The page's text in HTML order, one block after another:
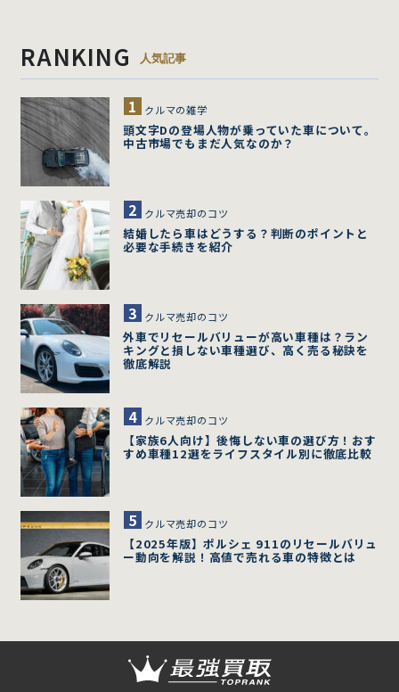
RANKING 人気記事
クルマの雑学
頭文字Dの登場人物が乗っていた車について。
中古市場でもまだ人気なのか？
クルマ売却のコツ
結婚したら車はどうする？判断のポイントと
必要な手続きを紹介
クルマ売却のコツ
外車でリセールバリューが高い車種は？ラン
キングと損しない車種選び、高く売る秘訣を
徹底解説
クルマ売却のコツ
【家族6人向け】後悔しない車の選び方！おす
すめ車種12選をライフスタイル別に徹底比較
クルマ売却のコツ
【2025年版】ポルシェ 911のリセールバリュ
ー動向を解説！高値で売れる車の特徴とは